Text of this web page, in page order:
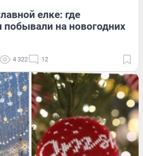
елке: где
на новогодних
4 322 12